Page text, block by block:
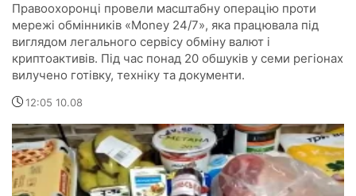
Правоохоронці провели масштабну операцію проти
мережі обмінників «Money 24/7», яка працювала під
виглядом легального сервісу обміну валют і
криптоактивів. Під час понад 20 обшуків у семи регіонах
вилучено готівку, техніку та документи.
12:05 10.08